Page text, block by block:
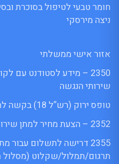
חומר טבעי לטיפול בסוכרת
ניצה מירסקי
אזור אישי ממשלתי
2350 – מידע לסטודנט
שירותי הנגשה
טופס ירוק (רש”ל 18) בקשה להוצאת רישיון נהיגה
2352 – הצעת מחיר למתן שירותי תרגום/תמלול
2355 דרישה לתשלום עבור
תרגום/תמלול/שקלוט